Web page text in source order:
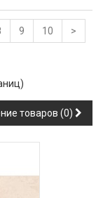
9 10 >
товаров (0)